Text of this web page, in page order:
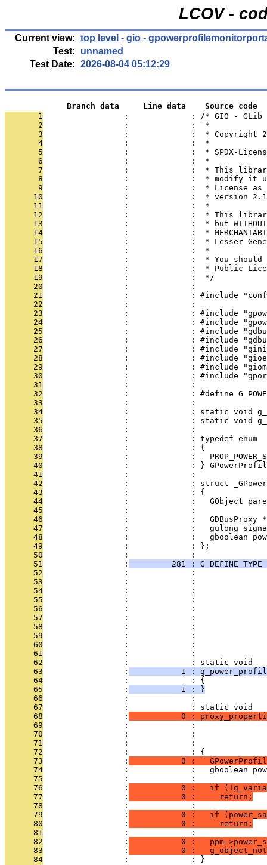
LCOV -
Current view: top level - gio -
Test:
unnamed
Test Date: 2026-08-04 05:12:29
             Branch data     Line data    Source code
       1
:             : /* GIO -
       2
                 :             :  *
       3
:             :  * Copyright
       4
                 :             :  *
       5
:             :  * SPDX-
       6
                 :             :  *
       7
:             :  * This
       8
:             :  * modify it
       9
:             :  * License
      10
:             :  * version
      11
                 :             :  *
      12
:             :  * This
      13
:             :  * but
      14
:             :  *
      15
:             :  * Lesser
      16
                 :             :  *
      17
:             :  * You
      18
:             :  * Public
      19
                 :             :  */
      20
                 :             :
      21
:             : #include
      22
                 :             :
      23
:             : #include
      24
:             : #include
      25
:             : #include
      26
:             : #include
      27
:             : #include
      28
:             : #include
      29
:             : #include
      30
:             : #include
      31
                 :             :
      32
:             : #define
      33
                 :             :
      34
:             : static void
      35
:             : static void
      36
                 :             :
      37
                 :             : typedef enum
      38
                 :             : {
      39
:             :
      40
:             : }
      41
                 :             :
      42
:             : struct
      43
                 :             : {
      44
:             :   GObject
      45
                 :             :
      46
:             :   GDBusProxy
      47
:             :   gulong
      48
:             :   gboolean
      49
                 :             : };
      50
                 :             :
      51
                 :
281 :
      52
:             :
      53
:             :
      54
:             :
      55
:             :
      56
:             :
      57
:             :
      58
:             :
      59
:             :
      60
:             :
      61
                 :             :
      62
                 :             : static void
      63
                 :
1 :
      64
                 :             : {
      65
                 :
           1 : }
      66
                 :             :
      67
                 :             : static void
      68
                 :
0 :
      69
:             :
      70
:             :
      71
:             :
      72
                 :             : {
      73
                 :
0 :
      74
:             :   gboolean
      75
                 :             :
      76
                 :
0 :   if
      77
                 :
           0 :     return;
      78
                 :             :
      79
                 :
0 :   if
      80
                 :
           0 :     return;
      81
                 :             :
      82
                 :
0 :   ppm-
      83
                 :
0 :
      84
                 :             : }